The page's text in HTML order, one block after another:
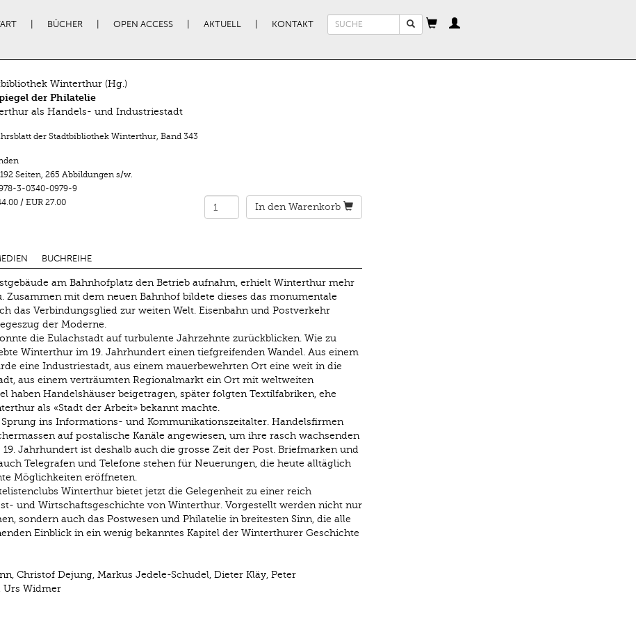
BÜCHER OPEN ACCESS AKTUELL KONTAKT
Suchformular
Winterthur (Hg.)
der Philatelie
als Handels- und Industriestadt
der Stadtbibliothek Winterthur, Band 343
192 Seiten, 265 Abbildungen s/w.
3-0340-0979-9
/ EUR 27.00 In den Warenkorb
BUCHREIHE
am Bahnhofplatz den Betrieb aufnahm, erhielt Winterthur mehr
Zusammen mit dem neuen Bahnhof bildete dieses das monumentale
das Verbindungsglied zur weiten Welt. Eisenbahn und Postverkehr
der Moderne.
die Eulachstadt auf turbulente Jahrzehnte zurückblicken. Wie zu
Winterthur im 19. Jahrhundert einen tiefgreifenden Wandel. Aus einem
eine Industriestadt, aus einem mauerbewehrten Ort eine weit in die
aus einem verträumten Regionalmarkt ein Ort mit weltweiten
haben Handelshäuser beigetragen, später folgten Textilfabriken, ehe
als «Stadt der Arbeit» bekannt machte.
ins Informations- und Kommunikationszeitalter. Handelsfirmen
auf postalische Kanäle angewiesen, um ihre rasch wachsenden
Jahrhundert ist deshalb auch die grosse Zeit der Post. Briefmarken und
Telegrafen und Telefone stehen für Neuerungen, die heute alltäglich
Möglichkeiten eröffneten.
Winterthur bietet jetzt die Gelegenheit zu einer reich
und Wirtschaftsgeschichte von Winterthur. Vorgestellt werden nicht nur
sondern auch das Postwesen und Philatelie in breitesten Sinn, die alle
Einblick in ein wenig bekanntes Kapitel der Winterthurer Geschichte
Christof Dejung, Markus Jedele-Schudel, Dieter Kläy, Peter
Urs Widmer